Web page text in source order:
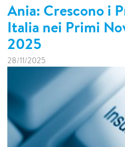
Ania: Crescono i
Italia nei Primi
2025
28/11/2025